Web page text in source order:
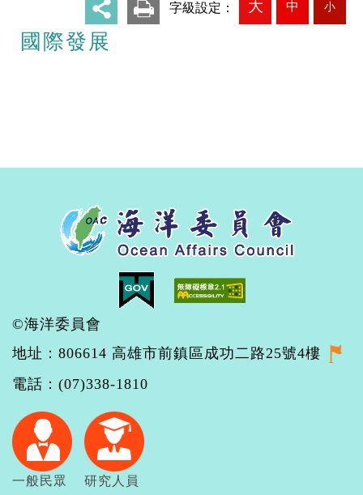
字級設定： 大 中 小
國際發展
©海洋委員會
地址：806614 高雄市前鎮區成功二路25號4樓
電話：(07)338-1810
一般民眾 研究人員